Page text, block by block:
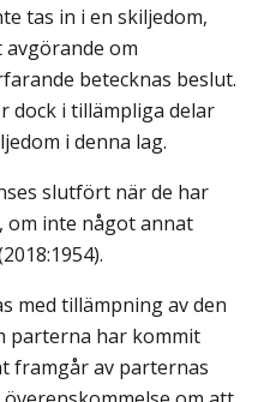
tas in i en skiljedom,
avgörande om
betecknas beslut.
dock i tillämpliga delar
i denna lag.
slutfört när de har
om inte något annat
.
med tillämpning av den
parterna har kommit
framgår av parternas